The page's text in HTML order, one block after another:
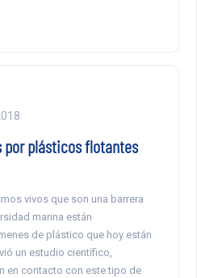
por plásticos flotantes
vivos que son una barrera
marina están
de plástico que hoy están
un estudio científico,
en contacto con este tipo de